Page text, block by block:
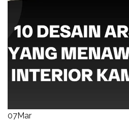
07Mar